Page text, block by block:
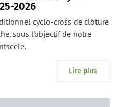
2026
cyclo-cross de clôture
sous l'objectif de notre
Lire plus